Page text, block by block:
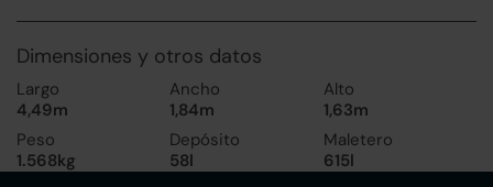
Dimensiones y otros datos
Largo
4,49m
Ancho
1,84m
Alto
1,63m
Peso
1.568kg
Depósito
58l
Maletero
615l